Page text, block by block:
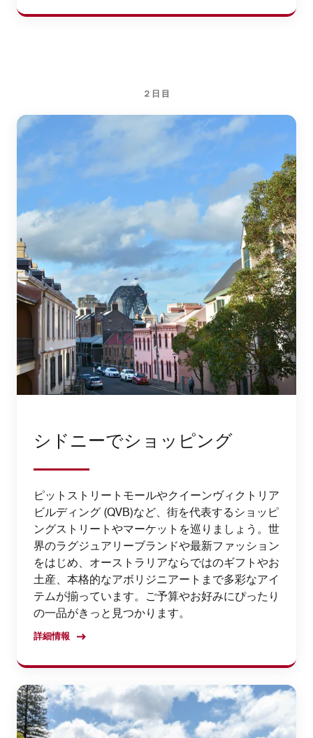
２日目
シドニーでショッピング
ピットストリートモールやクイーンヴィクトリア
ビルディング (QVB)など、街を代表するショッピ
ングストリートやマーケットを巡りましょう。世
界のラグジュアリーブランドや最新ファッション
をはじめ、オーストラリアならではのギフトやお
土産、本格的なアボリジニアートまで多彩なアイ
テムが揃っています。ご予算やお好みにぴったり
の一品がきっと見つかります。
詳細情報